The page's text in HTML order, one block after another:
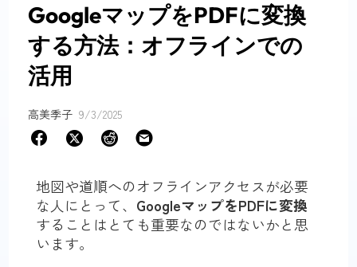
GoogleマップをPDFに変換
する方法：オフラインでの
活用
高美季子 9/3/2025
地図や道順へのオフラインアクセスが必要
な人にとって、 GoogleマップをPDFに変換
することはとても重要なのではないかと思
います。